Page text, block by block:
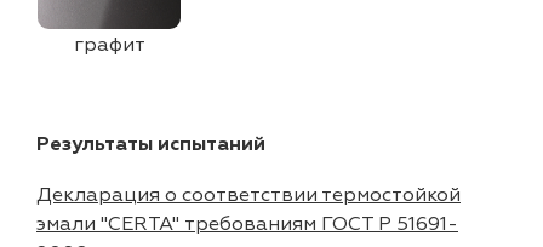
графит
Результаты испытаний
Декларация о соответствии термостойкой
эмали "CERTA" требованиям ГОСТ Р 51691-